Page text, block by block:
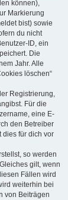
können),
Markierung
bist) sowie
du nicht
ID, ein
Die
Jahr. Alle
löschen“
Registrierung,
Für die
eine E-
den Betreiber
dies für dich vor
so werden
gilt, wenn
Fällen wird
weiterhin bei
von Beiträgen